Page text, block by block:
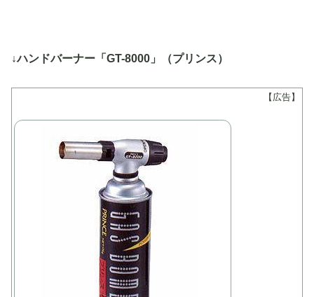
↓ハンドバーナー「GT-8000」（プリンス）
【広告】